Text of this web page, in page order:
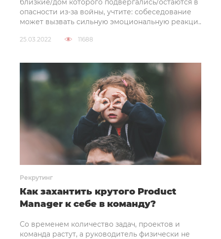
близкие/дом которого подвергались/остаются в
опасности из-за войны, учтите: собеседование
может вызвать сильную эмоциональную реакци..
25.03.2022 11688
Рекрутинг
Как захантить крутого Product
Manager к себе в команду?
Со временем количество задач, проектов и
команда растут, а руководитель физически не